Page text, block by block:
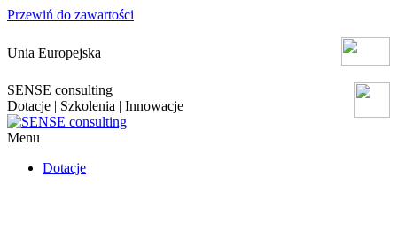
Przewiń do zawartości
Unia Europejska
SENSE consulting
Dotacje | Szkolenia | Innowacje
Menu
Dotacje